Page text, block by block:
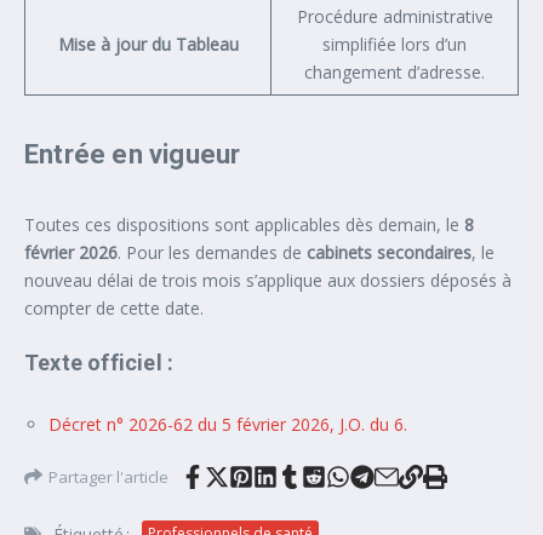
Mise à jour du Tableau
Procédure administrative
simplifiée lors d’un
changement d’adresse.
Entrée en vigueur
Toutes ces dispositions sont applicables dès demain, le 8
février 2026. Pour les demandes de cabinets secondaires, le
nouveau délai de trois mois s’applique aux dossiers déposés à
compter de cette date.
Texte officiel :
Décret n° 2026-62 du 5 février 2026, J.O. du 6.
Partager l'article